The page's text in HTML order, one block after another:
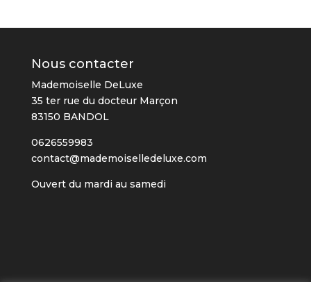
Nous contacter
Mademoiselle DeLuxe
35 ter rue du docteur Marçon
83150 BANDOL
0626559983
contact@mademoiselledeluxe.com
Ouvert du mardi au samedi